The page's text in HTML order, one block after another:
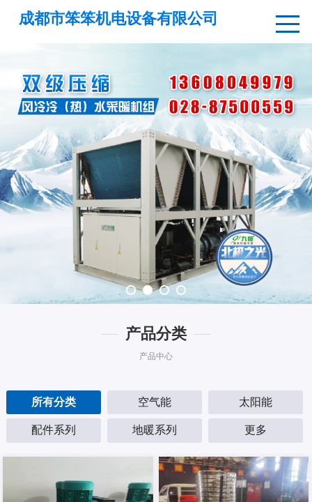
成都市笨笨机电设备有限公司
产品分类
产品中心
所有分类 空气能 太阳能
配件系列 地暖系列 更多